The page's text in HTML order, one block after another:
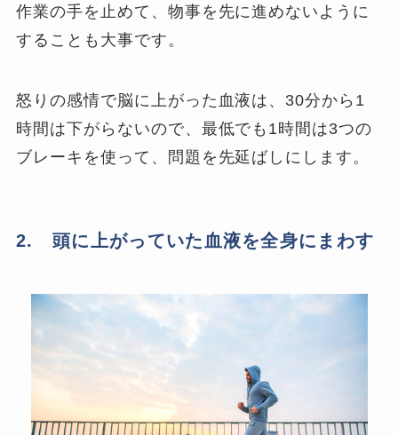
作業の手を止めて、物事を先に進めないように
することも大事です。
怒りの感情で脳に上がった血液は、30分から1
時間は下がらないので、最低でも1時間は3つの
ブレーキを使って、問題を先延ばしにします。
2. 頭に上がっていた血液を全身にまわす